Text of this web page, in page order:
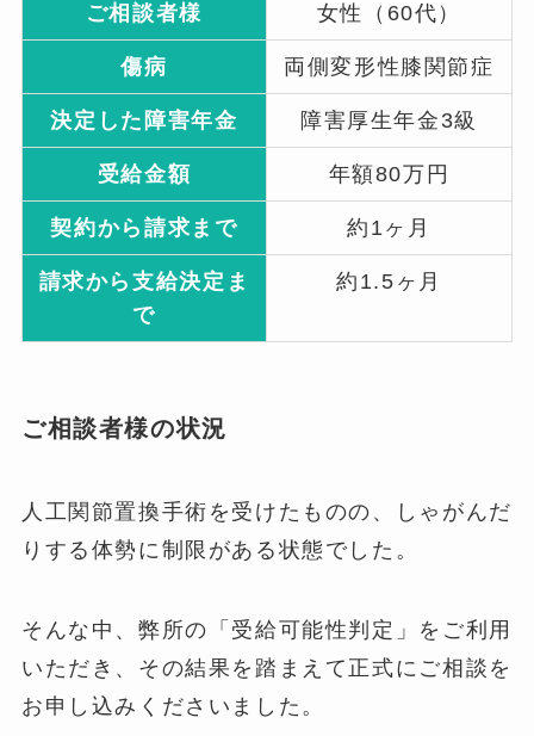
ご相談者様 女性（60代）
傷病 両側変形性膝関節症
決定した障害年金 障害厚生年金3級
受給金額 年額80万円
契約から請求まで 約1ヶ月
請求から支給決定ま
で
約1.5ヶ月
ご相談者様の状況
人工関節置換手術を受けたものの、しゃがんだ
りする体勢に制限がある状態でした。
そんな中、弊所の「受給可能性判定」をご利用
いただき、その結果を踏まえて正式にご相談を
お申し込みくださいました。